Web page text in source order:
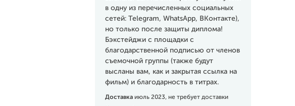
в одну из перечисленных социальных
сетей: Telegram, WhatsApp, ВКонтакте),
но только после защиты диплома!
Бэкстейджи с площадки с
благодарственной подписью от членов
съемочной группы (также будут
высланы вам, как и закрытая ссылка на
фильм) и благодарность в титрах.
Доставка июль 2023, не требует доставки